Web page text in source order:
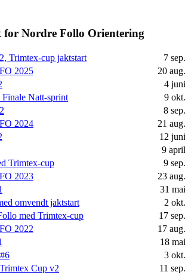
for Nordre Follo Orientering
Trimtex-cup jaktstart
7
2025
20
4
Natt-sprint
9
8
2024
21
12
9
Trimtex-cup
9
2023
23
31
omvendt jaktstart
2
med Trimtex-cup
17
2022
17
18
3
Cup v2
11